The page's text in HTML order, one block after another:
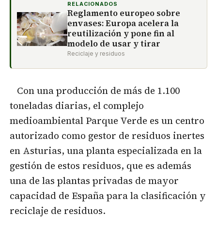
RELACIONADOS
Reglamento europeo sobre
envases: Europa acelera la
reutilización y pone fin al
modelo de usar y tirar
Reciclaje y residuos
Con una producción de más de 1.100
toneladas diarias, el complejo
medioambiental Parque Verde es un centro
autorizado como gestor de residuos inertes
en Asturias, una planta especializada en la
gestión de estos residuos, que es además
una de las plantas privadas de mayor
capacidad de España para la clasificación y
reciclaje de residuos.